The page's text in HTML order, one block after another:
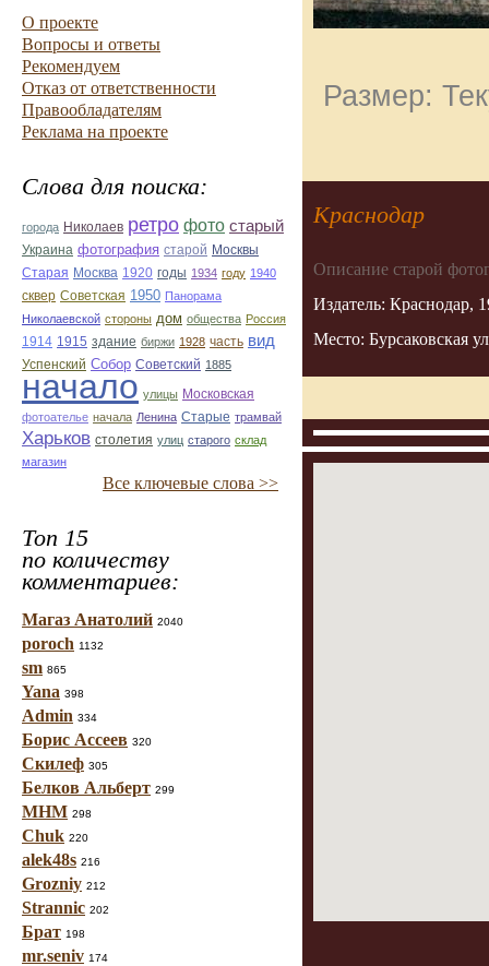
О проекте
Вопросы и ответы
Рекомендуем
Отказ от ответственности
Правообладателям
Реклама на проекте
Слова для поиска:
города Николаев ретро фото старый
Украина фотография старой Москвы
Старая Москва 1920 годы 1934 году 1940
сквер Советская 1950 Панорама
Николаевской стороны дом общества Россия
1914 1915 здание биржи 1928 часть вид
Успенский Собор Советский 1885
начало улицы Московская
фотоателье начала Ленина Старые трамвай
Харьков столетия улиц старого склад
магазин
Все ключевые слова >>
Топ 15
по количеству
комментариев:
Магаз Анатолий 2040
poroch 1132
sm 865
Yana 398
Admin 334
Борис Ассеев 320
Скилеф 305
Белков Альберт 299
МНМ 298
Chuk 220
alek48s 216
Grozniy 212
Strannic 202
Брат 198
mr.seniv 174
Размер:
Краснодар
Описание старой
Издатель: Краснодар,
Место: Бурсаковская